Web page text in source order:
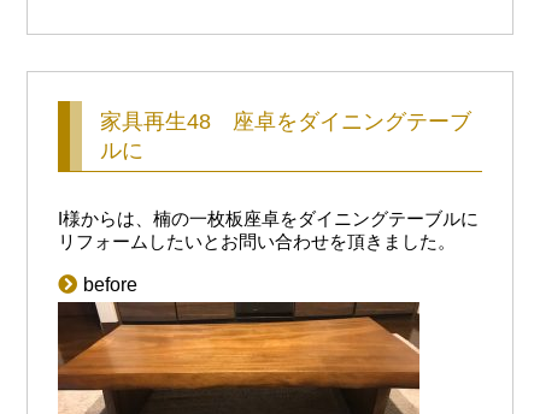
家具再生48 座卓をダイニングテーブ
ルに
I様からは、楠の一枚板座卓をダイニングテーブルに
リフォームしたいとお問い合わせを頂きました。
before